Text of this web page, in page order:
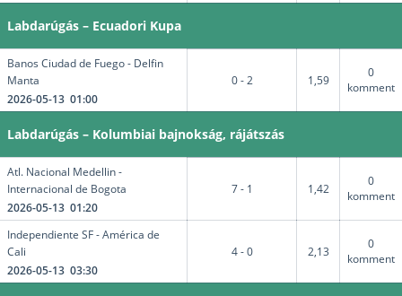
Labdarúgás – Ecuadori Kupa
Banos Ciudad de Fuego - Delfin
Manta
2026-05-13 01:00
0 - 2 1,59
0
komment
Labdarúgás – Kolumbiai bajnokság, rájátszás
Atl. Nacional Medellin -
Internacional de Bogota
2026-05-13 01:20
7 - 1 1,42
0
komment
Independiente SF - América de
Cali
2026-05-13 03:30
4 - 0 2,13
0
komment